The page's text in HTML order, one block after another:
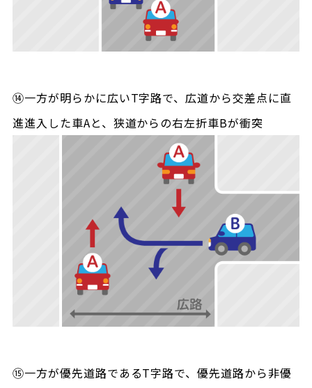
⑭一方が明らかに広いT字路で、広道から交差点に直
進進入した車Aと、狭道からの右左折車Bが衝突
⑮一方が優先道路であるT字路で、優先道路から非優